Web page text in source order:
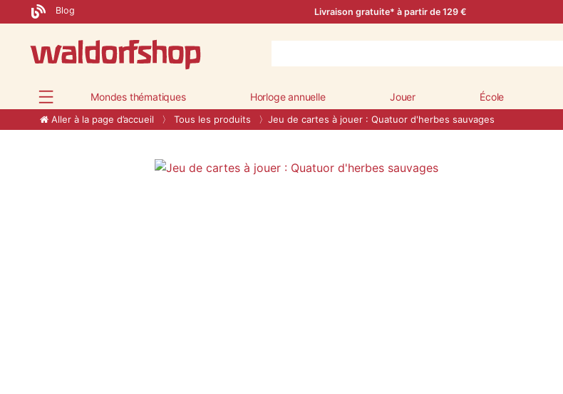
Blog Livraison gratuite* à partir de 129 €
Mondes thématiques Horloge annuelle Jouer École
Aller à la page d’accueil Tous les produits Jeu de cartes à jouer : Quatuor d'herbes sauvages